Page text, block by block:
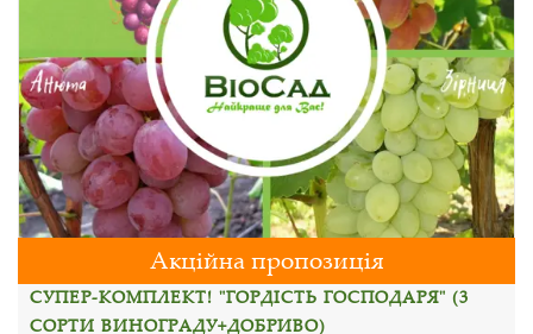
Акційна пропозиція
СУПЕР-КОМПЛЕКТ! "ГОРДІСТЬ ГОСПОДАРЯ" (3
СОРТИ ВИНОГРАДУ+ДОБРИВО)